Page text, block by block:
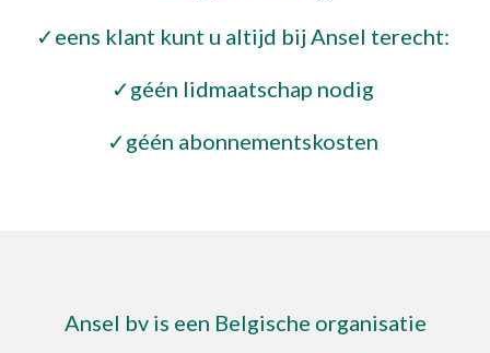
✓eens klant kunt u altijd bij Ansel terecht:
✓géén lidmaatschap nodig
✓géén abonnementskosten
Ansel bv is een Belgische organisatie